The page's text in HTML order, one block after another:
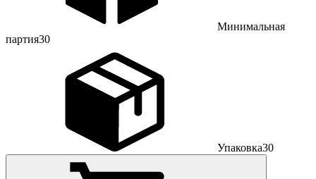
Минимальная
партия30
Упаковка30